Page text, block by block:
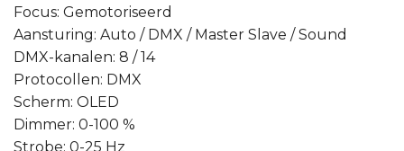
Focus: Gemotoriseerd
Aansturing: Auto / DMX / Master Slave / Sound
DMX-kanalen: 8 / 14
Protocollen: DMX
Scherm: OLED
Dimmer: 0-100 %
Strobe: 0-25 Hz